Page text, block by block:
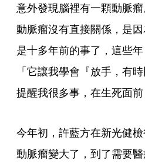
意外發現腦裡有一顆動脈
動脈瘤沒有直接關係，是
是十多年前的事了，這些
「它讓我學會『放手，有
提醒我很多事，在生死面前
今年初，許藍方在新光健
動脈瘤變大了，到了需要